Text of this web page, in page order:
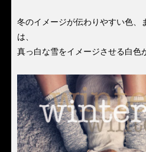
冬のイメージが伝わりやすい色、
は、
真っ白な雪をイメージさせる白色